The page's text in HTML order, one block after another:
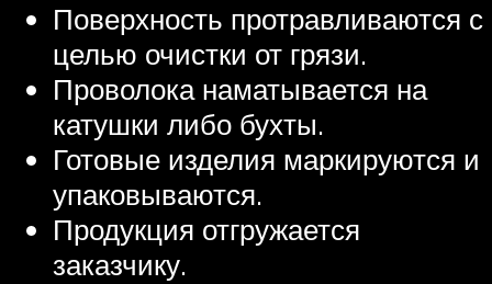
Поверхность протравливаются с
целью очистки от грязи.
Проволока наматывается на
катушки либо бухты.
Готовые изделия маркируются и
упаковываются.
Продукция отгружается
заказчику.